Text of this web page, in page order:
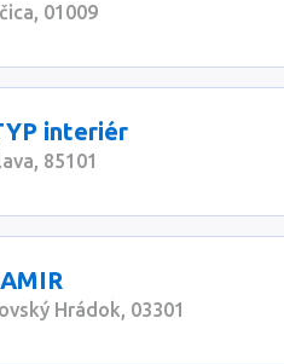
01009
interiér
85101
Hrádok, 03301